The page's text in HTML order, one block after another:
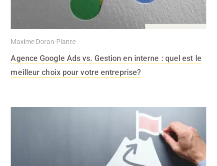
Maxime Doran-Plante
Agence Google Ads vs. Gestion en interne : quel est le
meilleur choix pour votre entreprise?